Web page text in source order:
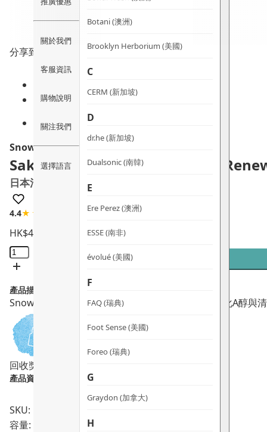
關於我們
客服資訊
購物說明
關注我們
選擇語言
Botani (澳洲)
Brooklyn Herborium (美國)
C
CERM (新加坡)
D
dr.he (新加坡)
Dualsonic (南韓)
E
Ere Perez (澳洲)
ESSE (南非)
évolué (美國)
F
FAQ (瑞典)
Foot Sense (美國)
Foreo (瑞典)
G
Graydon (加拿大)
H
分享到
Snow Fox
Sake Ferment & Retinol Night
日本清酒維A閃亮面霜
4.4★★★★☆ 7 評論
HK$480.0
日
本
酒
維
閃
亮
面
霜
量
產品描述：
Snow Fox 日本清酒維A閃亮面霜，揉合日本專利氫化A醇與
回收獎賞
產品資料：
SKU: PRO01838
容量: 50ml